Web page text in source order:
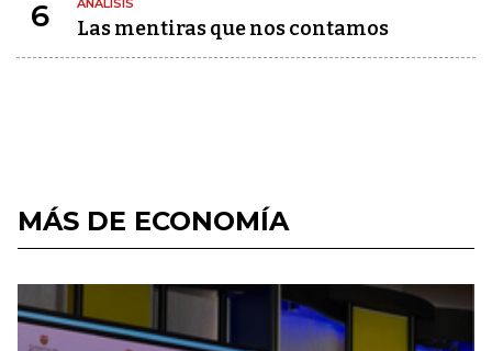
6 ANÁLISIS
Las mentiras que nos contamos
MÁS DE ECONOMÍA